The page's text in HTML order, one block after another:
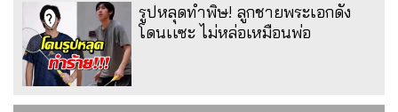
รูปหลุดทำพิษ! ลูกชายพระเอกดัง
โดนเเซะ ไม่หล่อเหมือนพ่อ